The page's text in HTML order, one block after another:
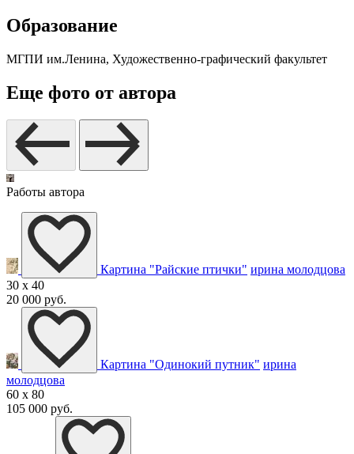
Образование
МГПИ им.Ленина, Художественно-графический факультет
Еще фото от автора
Работы автора
Картина "Райские птички" ирина молодцова
30 x 40
20 000 руб.
Картина "Одинокий путник" ирина
молодцова
60 x 80
105 000 руб.